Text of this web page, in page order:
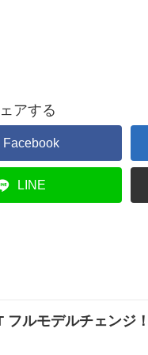
アする
Facebook
LINE
フルモデルチェンジ